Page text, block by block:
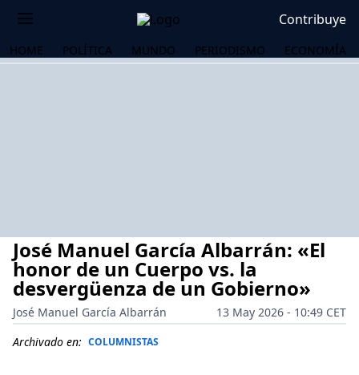
Contribuye
HOME POLÍTICA MUNDO PERIODISMO ECONOMÍA
José Manuel García Albarrán: «El
honor de un Cuerpo vs. la
desvergüenza de un Gobierno»
José Manuel García Albarrán
13 May 2026 - 10:49 CET
Archivado en: COLUMNISTAS